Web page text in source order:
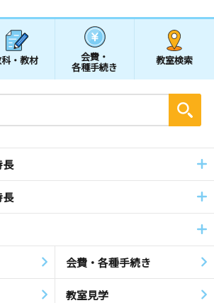
・教材 会費・
各種手続き
教室検索
長
長
会費・各種手続き
教室見学